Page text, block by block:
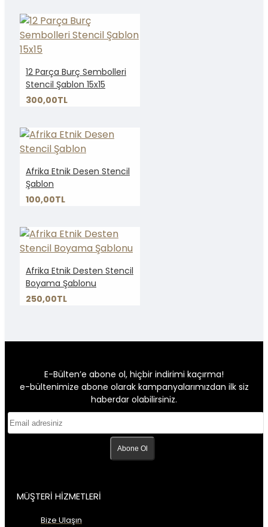
12 Parça Burç Sembolleri
Stencil Şablon 15x15
300,00TL
Afrika Etnik Desen Stencil
Şablon
100,00TL
Afrika Etnik Desten Stencil
Boyama Şablonu
250,00TL
E-Bülten’e abone ol, hiçbir indirimi kaçırma!
e-bültenimize abone olarak kampanyalarımızdan ilk siz
haberdar olabilirsiniz.
Abone Ol
MÜŞTERİ HİZMETLERİ
Bize Ulaşın